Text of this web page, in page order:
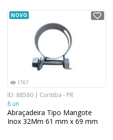
NOVO
1767
ID: 88560 | Curitiba - PR
8 un
Abraçadeira Tipo Mangote
Inox 32Mm 61 mm x 69 mm